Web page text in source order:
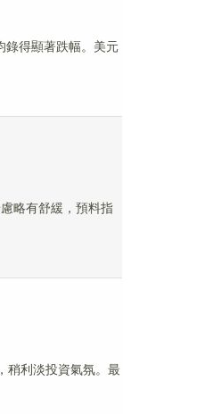
錄得顯著跌幅。美元
略有舒緩，預料指
稍利淡投資氣氛。最